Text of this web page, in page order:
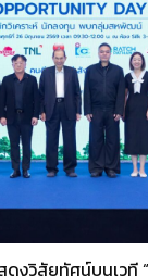
วิสัยทัศน์บนเวที “